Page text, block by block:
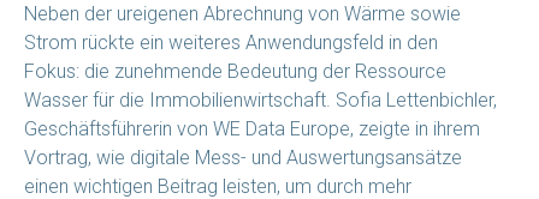
Neben der ureigenen Abrechnung von Wärme sowie
Strom rückte ein weiteres Anwendungsfeld in den
Fokus: die zunehmende Bedeutung der Ressource
Wasser für die Immobilienwirtschaft. Sofia Lettenbichler,
Geschäftsführerin von WE Data Europe, zeigte in ihrem
Vortrag, wie digitale Mess- und Auswertungsansätze
einen wichtigen Beitrag leisten, um durch mehr